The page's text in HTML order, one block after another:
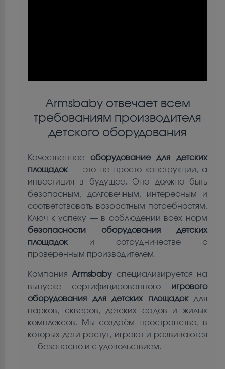
Armsbaby отвечает всем
требованиям производителя
детского оборудования
Качественное оборудование для детских
площадок— это не просто конструкции, а
инвестиция в будущее. Оно должно быть
безопасным, долговечным, интересным и
соответствовать возрастным потребностям.
Ключ к успеху — в соблюдении всех норм
безопасности оборудования детских
площадоки сотрудничестве с
проверенным производителем.
КомпанияArmsbaby специализируется на
выпуске сертифицированного игрового
оборудования для детских площадокдля
парков, скверов, детских садов и жилых
комплексов. Мы создаём пространства, в
которых дети растут, играют и развиваются
— безопасно и с удовольствием.